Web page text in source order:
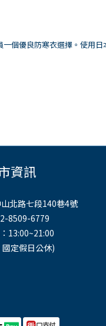
個優良防寒衣選擇。使用
資訊
北路七段140巷4號
8509-6779
13:00~21:00
定假日公休)